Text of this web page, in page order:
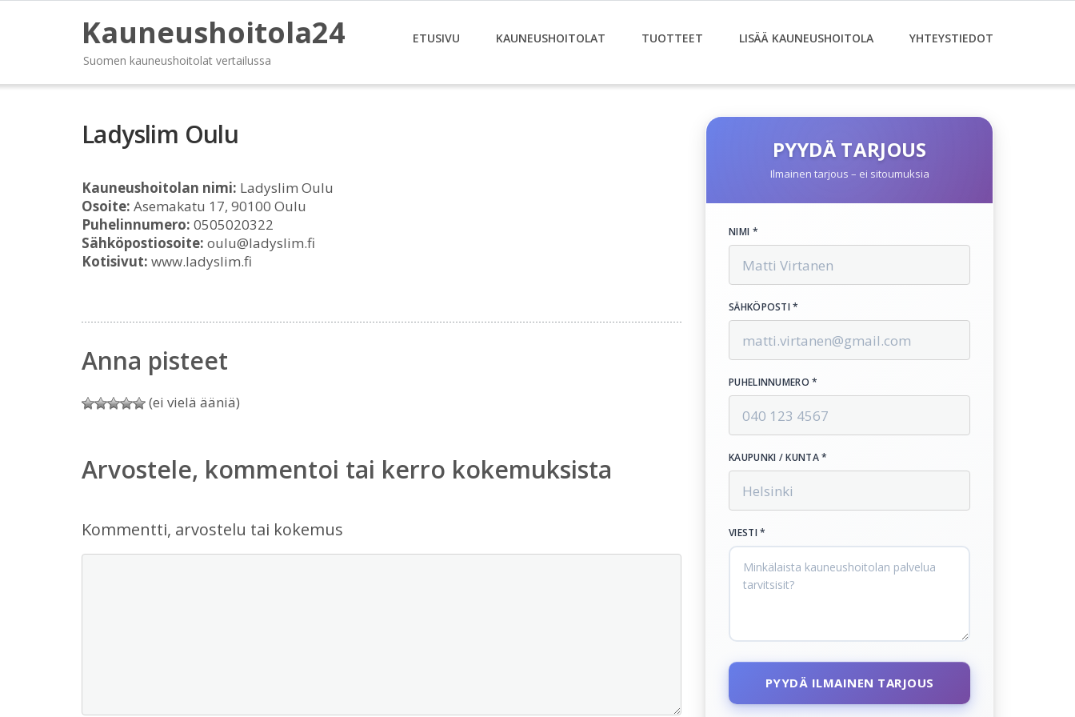
Kauneushoitola24
Suomen kauneushoitolat vertailussa
ETUSIVU KAUNEUSHOITOLAT TUOTTEET LISÄÄ KAUNEUSHOITOLA YHTEYSTIEDOT
Ladyslim Oulu
Kauneushoitolan nimi: Ladyslim Oulu
Osoite: Asemakatu 17, 90100 Oulu
Puhelinnumero: 0505020322
Sähköpostiosoite: oulu@ladyslim.fi
Kotisivut: www.ladyslim.fi
Anna pisteet
(ei vielä ääniä)
Arvostele, kommentoi tai kerro kokemuksista
Kommentti, arvostelu tai kokemus
PYYDÄ TARJOUS
Ilmainen tarjous – ei sitoumuksia
NIMI *
SÄHKÖPOSTI *
PUHELINNUMERO *
KAUPUNKI / KUNTA *
VIESTI *
PYYDÄ ILMAINEN TARJOUS